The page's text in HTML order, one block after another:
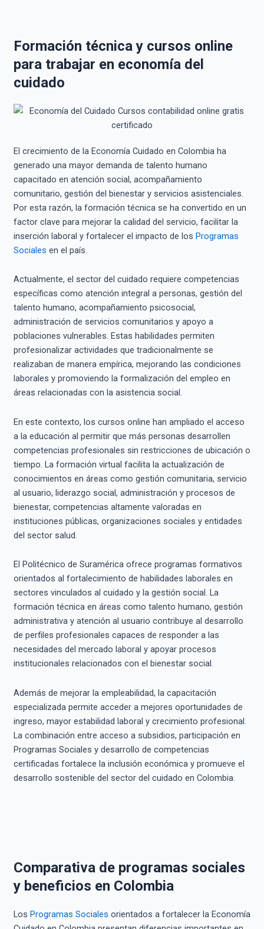
Formación técnica y cursos online
para trabajar en economía del
cuidado
El crecimiento de la Economía Cuidado en Colombia ha
generado una mayor demanda de talento humano
capacitado en atención social, acompañamiento
comunitario, gestión del bienestar y servicios asistenciales.
Por esta razón, la formación técnica se ha convertido en un
factor clave para mejorar la calidad del servicio, facilitar la
inserción laboral y fortalecer el impacto de los Programas
Sociales en el país.
Actualmente, el sector del cuidado requiere competencias
específicas como atención integral a personas, gestión del
talento humano, acompañamiento psicosocial,
administración de servicios comunitarios y apoyo a
poblaciones vulnerables. Estas habilidades permiten
profesionalizar actividades que tradicionalmente se
realizaban de manera empírica, mejorando las condiciones
laborales y promoviendo la formalización del empleo en
áreas relacionadas con la asistencia social.
En este contexto, los cursos online han ampliado el acceso
a la educación al permitir que más personas desarrollen
competencias profesionales sin restricciones de ubicación o
tiempo. La formación virtual facilita la actualización de
conocimientos en áreas como gestión comunitaria, servicio
al usuario, liderazgo social, administración y procesos de
bienestar, competencias altamente valoradas en
instituciones públicas, organizaciones sociales y entidades
del sector salud.
El Politécnico de Suramérica ofrece programas formativos
orientados al fortalecimiento de habilidades laborales en
sectores vinculados al cuidado y la gestión social. La
formación técnica en áreas como talento humano, gestión
administrativa y atención al usuario contribuye al desarrollo
de perfiles profesionales capaces de responder a las
necesidades del mercado laboral y apoyar procesos
institucionales relacionados con el bienestar social.
Además de mejorar la empleabilidad, la capacitación
especializada permite acceder a mejores oportunidades de
ingreso, mayor estabilidad laboral y crecimiento profesional.
La combinación entre acceso a subsidios, participación en
Programas Sociales y desarrollo de competencias
certificadas fortalece la inclusión económica y promueve el
desarrollo sostenible del sector del cuidado en Colombia.
Comparativa de programas sociales
y beneficios en Colombia
Los Programas Sociales orientados a fortalecer la Economía